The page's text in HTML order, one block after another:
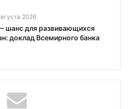
2026
шанс для развивающихся
доклад Всемирного банка